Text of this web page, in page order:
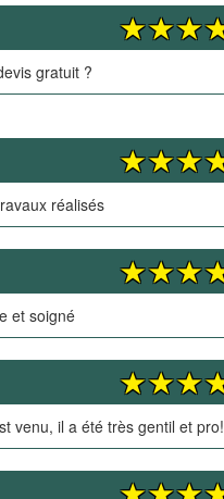
gratuit ?
réalisés
et soigné
venu, il a été très gentil et pro!